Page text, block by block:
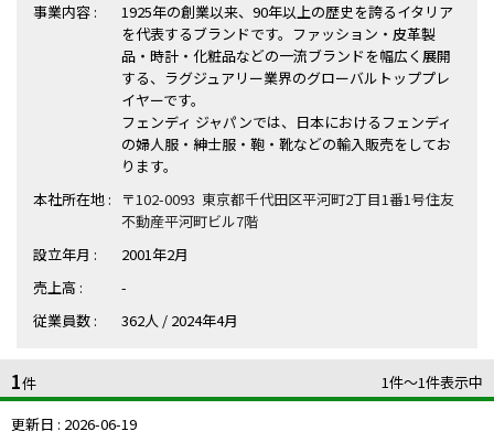
事業内容 :
1925年の創業以来、90年以上の歴史を誇るイタリア
を代表するブランドです。ファッション・皮革製
品・時計・化粧品などの一流ブランドを幅広く展開
する、ラグジュアリー業界のグローバルトッププレ
イヤーです。
フェンディ ジャパンでは、日本におけるフェンディ
の婦人服・紳士服・鞄・靴などの輸入販売をしてお
ります。
本社所在地 :
〒102-0093 東京都千代田区平河町2丁目1番1号住友
不動産平河町ビル7階
設立年月 :
2001年2月
売上高 :
-
従業員数 :
362人 / 2024年4月
1件
1件〜1件表示中
更新日 : 2026-06-19
障害者アスリート専門の就転職支援サービス
ハイスキルな障害者の転職支援サービス
障害のある新卒学生専門の就職エージェントサービス
求人検索・スカウトサービス
障害者専門の求人検索・スカウトサービス
求人を紹介してもらう
スカウトを受ける
就労移行支援サービス
就職・転職ノウハウ
お問い合わせ・よくある質問
よくある質問